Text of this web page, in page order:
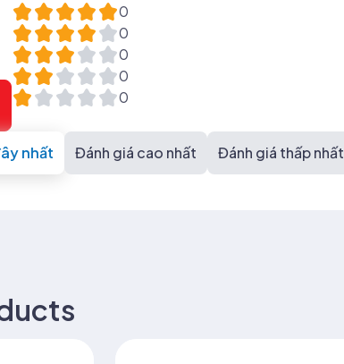
0
0
0
0
0
nhất Đánh giá cao nhất Đánh giá thấp nhất